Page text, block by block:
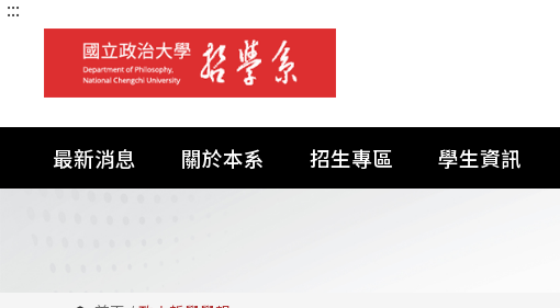
跳
塊
:::
最新消息 關於本系 招生專區 學生資訊